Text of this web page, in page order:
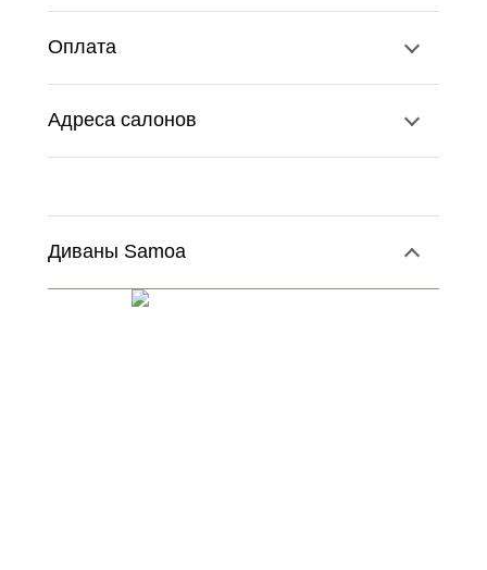
Оплата
Адреса салонов
Диваны Samoa